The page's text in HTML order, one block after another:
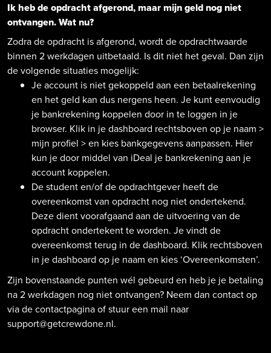
Ik heb de opdracht afgerond, maar mijn geld nog niet
ontvangen. Wat nu?
Zodra de opdracht is afgerond, wordt de opdrachtwaarde
binnen 2 werkdagen uitbetaald. Is dit niet het geval. Dan zijn
de volgende situaties mogelijk:
Je account is niet gekoppeld aan een betaalrekening
en het geld kan dus nergens heen. Je kunt eenvoudig
je bankrekening koppelen door in te loggen in je
browser. Klik in je dashboard rechtsboven op je naam >
mijn profiel > en kies bankgegevens aanpassen. Hier
kun je door middel van iDeal je bankrekening aan je
account koppelen.
De student en/of de opdrachtgever heeft de
overeenkomst van opdracht nog niet ondertekend.
Deze dient voorafgaand aan de uitvoering van de
opdracht ondertekent te worden. Je vindt de
overeenkomst terug in de dashboard. Klik rechtsboven
in je dashboard op je naam en kies ‘Overeenkomsten’.
Zijn bovenstaande punten wél gebeurd en heb je je betaling
na 2 werkdagen nog niet ontvangen? Neem dan contact op
via de contactpagina of stuur een mail naar
support@getcrewdone.nl.